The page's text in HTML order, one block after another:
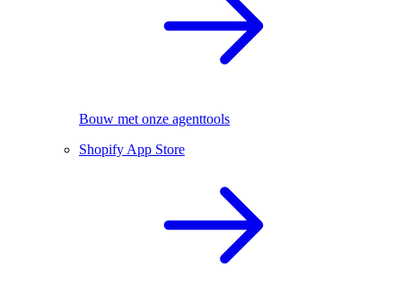
Bouw met onze agenttools
Shopify App Store